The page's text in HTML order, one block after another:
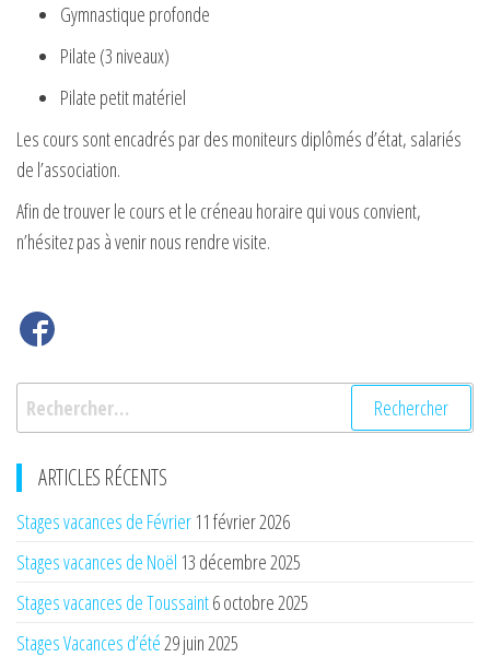
Gymnastique profonde
Pilate (3 niveaux)
Pilate petit matériel
Les cours sont encadrés par des moniteurs diplômés d’état, salariés
de l’association.
Afin de trouver le cours et le créneau horaire qui vous convient,
n’hésitez pas à venir nous rendre visite.
Rechercher :
ARTICLES RÉCENTS
Stages vacances de Février 11 février 2026
Stages vacances de Noël 13 décembre 2025
Stages vacances de Toussaint6 octobre 2025
Stages Vacances d’été29 juin 2025